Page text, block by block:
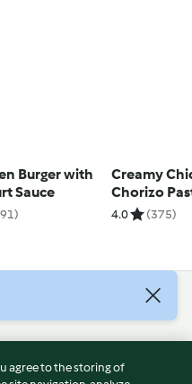
Burger with
Sauce
Creamy
Chorizo
4.0 (375)
agree to the storing of